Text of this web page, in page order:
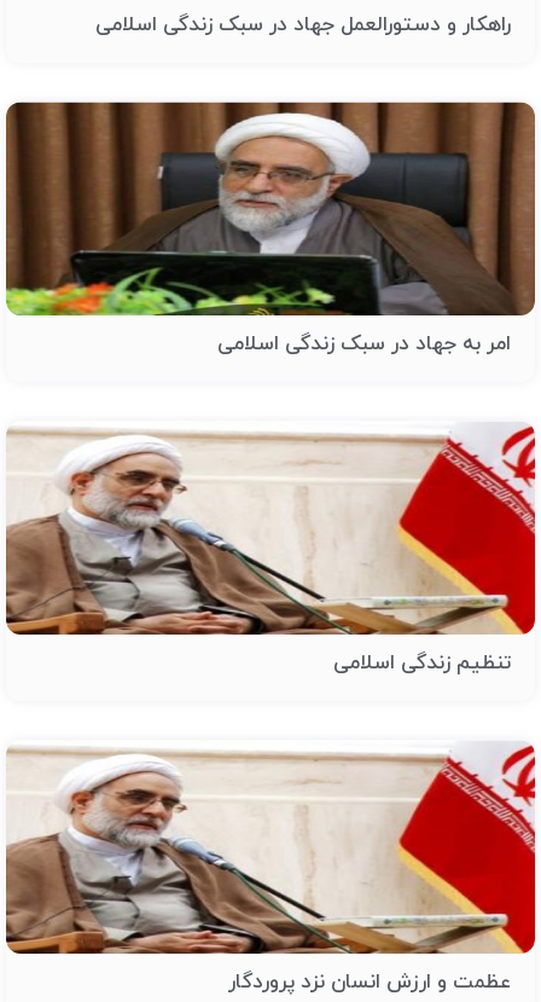
راهکار و دستورالعمل جهاد در سبک زندگی اسلامی
امر به جهاد در سبک زندگی اسلامی
تنظیم زندگی اسلامی
عظمت و ارزش انسان نزد پروردگار